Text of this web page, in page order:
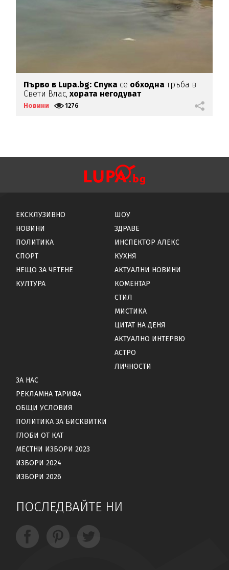
Първо в Lupa.bg: Спука се обходна тръба в
Свети Влас,хората негодуват
Новини 1276
ЕКСКЛУЗИВНО
НОВИНИ
ПОЛИТИКА
СПОРТ
НЕЩО ЗА ЧЕТЕНЕ
КУЛТУРА
ШОУ
ЗДРАВЕ
ИНСПЕКТОР АЛЕКС
КУХНЯ
АКТУАЛНИ НОВИНИ
КОМЕНТАР
СТИЛ
МИСТИКА
ЦИТАТ НА ДЕНЯ
АКТУАЛНО ИНТЕРВЮ
АСТРО
ЛИЧНОСТИ
ЗА НАС
РЕКЛАМНА ТАРИФА
ОБЩИ УСЛОВИЯ
ПОЛИТИКА ЗА БИСКВИТКИ
ГЛОБИ ОТ КАТ
МЕСТНИ ИЗБОРИ 2023
ИЗБОРИ 2024
ИЗБОРИ 2026
ПОСЛЕДВАЙТЕ НИ